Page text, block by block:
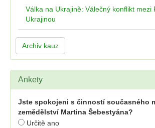
Válka na Ukrajině: Válečný konflikt mezi
Ukrajinou
Archiv kauz
Ankety
Jste spokojeni s činností současného
zemědělství Martina Šebestyána?
Určitě ano